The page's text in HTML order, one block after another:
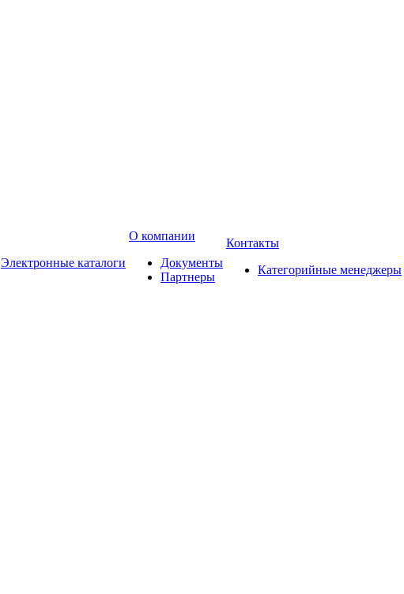
Электронные каталоги
О компании
Документы
Партнеры
Контакты
Категорийные менеджеры